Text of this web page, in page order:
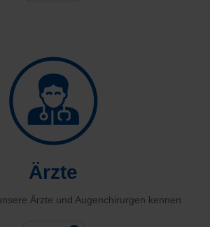
Ärzte
Ärzte und Augenchirurgen kennen